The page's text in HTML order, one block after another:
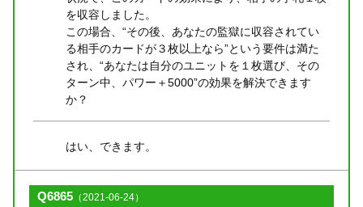
を収容しました。
この場合、“その後、あなたの監獄に収容されてい
る相手のカードが３枚以上なら”という要件は満た
され、“あなたは自分のユニットを１枚選び、その
ターン中、パワー＋5000”の効果を解決できます
か？
はい、できます。
Q6865 （2021-06-24）